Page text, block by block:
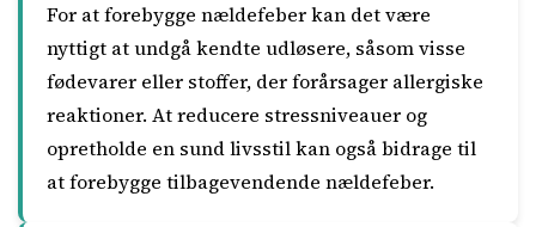
For at forebygge nældefeber kan det være
nyttigt at undgå kendte udløsere, såsom visse
fødevarer eller stoffer, der forårsager allergiske
reaktioner. At reducere stressniveauer og
opretholde en sund livsstil kan også bidrage til
at forebygge tilbagevendende nældefeber.